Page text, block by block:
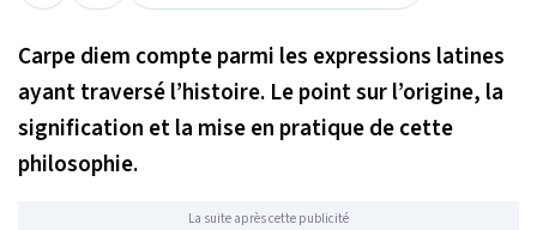
Carpe diem compte parmi les expressions latines
ayant traversé l’histoire. Le point sur l’origine, la
signification et la mise en pratique de cette
philosophie.
La suite après cette publicité